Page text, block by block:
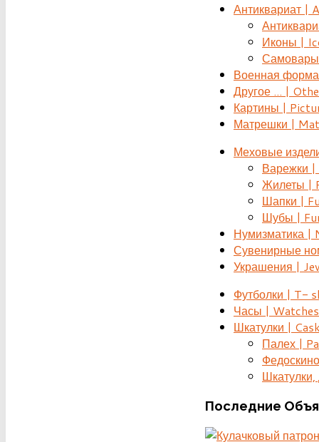
Антиквариат |
Иконы |
Военная
Другое ... |
Картины |
Матрешки |
Меховые
Варежки
Жилеты |
Шапки |
Шубы |
Нумизматика |
Сувенирные
Украшения |
Футболки | T-
Часы | Watches
Шкатулки |
Палех |
Последние